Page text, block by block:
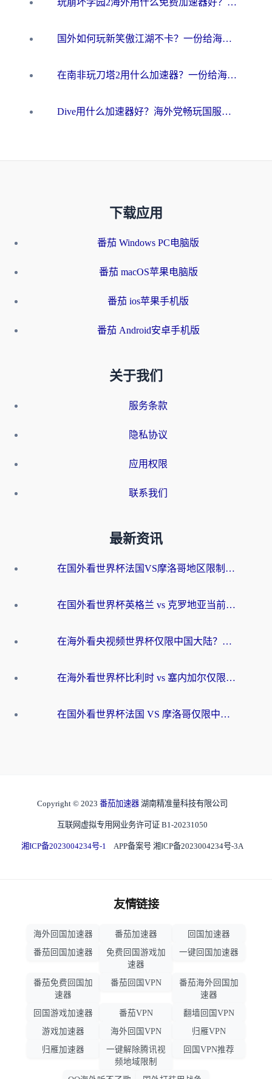
国外如何玩新笑傲江湖不卡？一份给海外游子的终极网络指南
在南非玩刀塔2用什么加速器？一份给海外游子的终极生存指南
Dive用什么加速器好？海外党畅玩国服游戏的终极避坑指南
下载应用
番茄 Windows PC电脑版
番茄 macOS苹果电脑版
番茄 ios苹果手机版
番茄 Android安卓手机版
关于我们
服务条款
隐私协议
应用权限
联系我们
最新资讯
在国外看世界杯法国VS摩洛哥地区限制？这篇指南让你流畅看中文解说无压力
在国外看世界杯英格兰 vs 克罗地亚当前地区不可播放？这篇指南帮你搞定所有海外观赛难题
在海外看央视频世界杯仅限中国大陆？这篇指南帮你解锁中文解说+无卡顿直播
在海外看世界杯比利时 vs 塞内加尔仅限中国大陆？我找到了最流畅的中文解说之路
在国外看世界杯法国 VS 摩洛哥仅限中国大陆？海外党这样看中文解说赛事不卡顿
Copyright © 2023 番茄加速器 湖南精准量科技有限公司
互联网虚拟专用网业务许可证 B1-20231050
湘ICP备2023004234号-1 APP备案号 湘ICP备2023004234号-3A
友情链接
海外回国加速器 番茄加速器
回国加速器
番茄回国加速器
免费回国游戏加
速器
一键回国加速器
番茄免费回国加
速器
番茄回国VPN
番茄海外回国加
速器
回国游戏加速器
番茄VPN
翻墙回国VPN
游戏加速器
海外回国VPN
归雁VPN
归雁加速器
一键解除腾讯视
频地域限制
回国VPN推荐